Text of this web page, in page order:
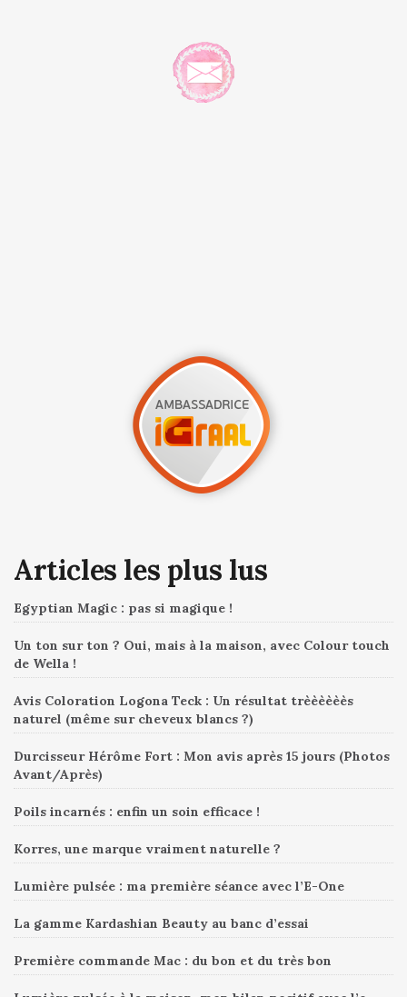
Articles les plus lus
Egyptian Magic : pas si magique !
Un ton sur ton ? Oui, mais à la maison, avec Colour touch
de Wella !
Avis Coloration Logona Teck : Un résultat trèèèèèès
naturel (même sur cheveux blancs ?)
Durcisseur Hérôme Fort : Mon avis après 15 jours (Photos
Avant/Après)
Poils incarnés : enfin un soin efficace !
Korres, une marque vraiment naturelle ?
Lumière pulsée : ma première séance avec l’E-One
La gamme Kardashian Beauty au banc d’essai
Première commande Mac : du bon et du très bon